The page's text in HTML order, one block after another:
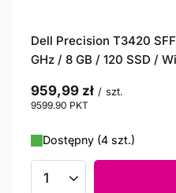
Dell Precision T3420
GHz / 8 GB / 120 SSD /
959,99 zł / szt.
9599.90 PKT
Dostępny (4 szt.)
Ilość produktów